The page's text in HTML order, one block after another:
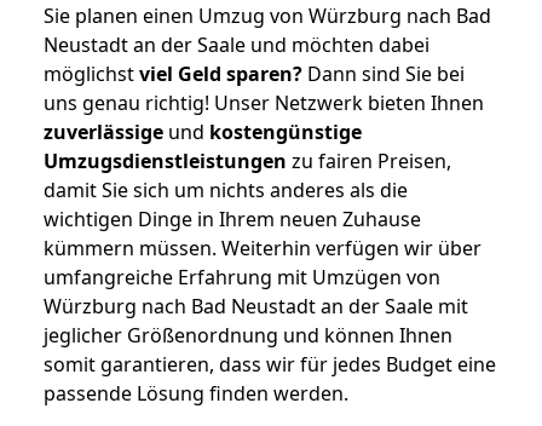
Sie planen einen Umzug von Würzburg nach Bad
Neustadt an der Saale und möchten dabei
möglichstviel Geld sparen? Dann sind Sie bei
uns genau richtig! Unser Netzwerk bieten Ihnen
zuverlässige und kostengünstige
Umzugsdienstleistungen zu fairen Preisen,
damit Sie sich um nichts anderes als die
wichtigen Dinge in Ihrem neuen Zuhause
kümmern müssen. Weiterhin verfügen wir über
umfangreiche Erfahrung mit Umzügen von
Würzburg nach Bad Neustadt an der Saale mit
jeglicher Größenordnung und können Ihnen
somit garantieren, dass wir für jedes Budget eine
passende Lösung finden werden.